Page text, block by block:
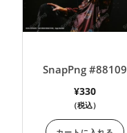
SnapPng #88109
¥330
（税込）